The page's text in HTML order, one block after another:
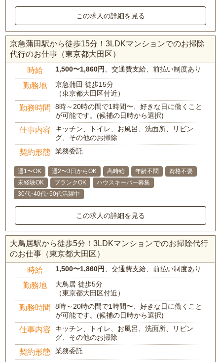
この求人の詳細を見る
京急蒲田駅から徒歩15分！3LDKマンションでのお掃除
代行のお仕事（東京都大田区）
時給 1,500〜1,860円 、交通費支給、前払い制度あり
勤務地
京急蒲田 徒歩15分
（東京都大田区付近）
勤務時間
8時～20時の間で1時間〜、好きな日に働くこと
が可能です。(候補の日時から選択)
仕事内容
キッチン、トイレ、お風呂、洗面所、リビン
グ、その他のお掃除
契約形態 業務委託
週1〜OK 週2〜3日からOK 高時給 年齢不問
資格不要
未経験OK
ブランクOK
ハウスキーパー募集
30代･40代･50代活躍中
この求人の詳細を見る
大鳥居駅から徒歩5分！3LDKマンションでのお掃除代行
のお仕事（東京都大田区）
時給 1,500〜1,860円 、交通費支給、前払い制度あり
勤務地
大鳥居 徒歩5分
（東京都大田区付近）
勤務時間
8時～20時の間で1時間〜、好きな日に働くこと
が可能です。(候補の日時から選択)
仕事内容
キッチン、トイレ、お風呂、洗面所、リビン
グ、その他のお掃除
契約形態 業務委託